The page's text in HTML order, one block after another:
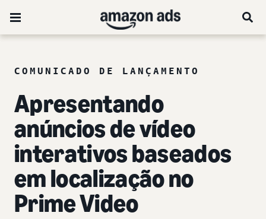
COMUNICADO DE LANÇAMENTO
Apresentando
anúncios de vídeo
interativos baseados
em localização no
Prime Video